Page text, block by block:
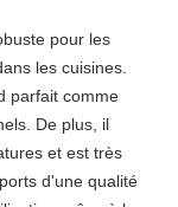
pour les
les cuisines.
parfait comme
De plus, il
et est très
d'une qualité